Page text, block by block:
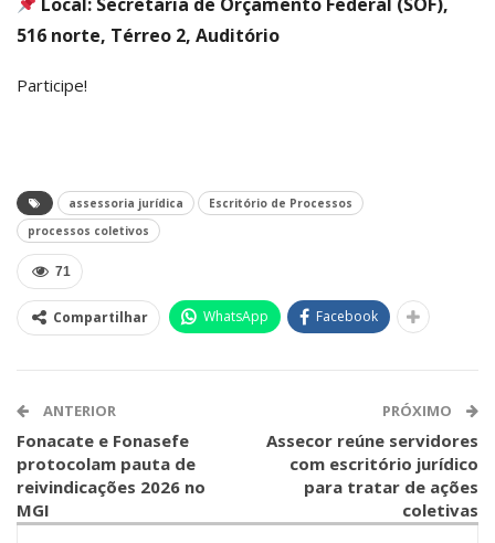
516 norte, Térreo 2, Auditório
Participe!
assessoria jurídica
Escritório de Processos
processos coletivos
71
Compartilhar WhatsApp Facebook
ANTERIOR
Fonacate e Fonasefe
protocolam pauta de
reivindicações 2026 no
MGI
PRÓXIMO
Assecor reúne servidores
com escritório jurídico
para tratar de ações
coletivas